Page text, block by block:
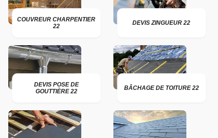
COUVREUR CHARPENTIER
22
DEVIS ZINGUEUR 22
DEVIS POSE DE
GOUTTIÈRE 22
BÂCHAGE DE TOITURE 22